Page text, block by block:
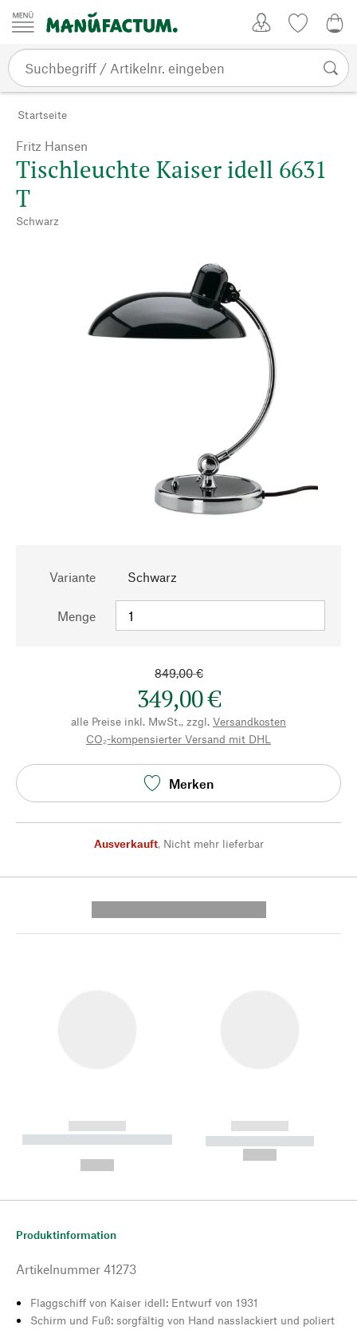
Zum Inhalt springen
Startseite
Fritz Hansen
Tischleuchte Kaiser idell 6631
T
Schwarz
Variante Schwarz
Menge
849,00 €
349,00 €
alle Preise inkl. MwSt., zzgl. Versandkosten
CO₂-kompensierter Versand mit DHL
Merken
Ausverkauft, Nicht mehr lieferbar
------------
----------- ----------- --------
------------
----------- -----------
Produktinformation
Artikelnummer 41273
Flaggschiff von Kaiser idell: Entwurf von 1931
Schirm und Fuß: sorgfältig von Hand nasslackiert und poliert